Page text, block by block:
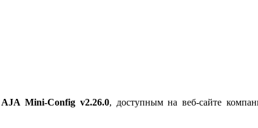
AJA Mini-Config v2.26.0, доступным на веб-сайте